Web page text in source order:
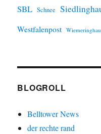
SBL Schnee
Westfalenpost
BLOGROLL
Belltower News
der rechte rand